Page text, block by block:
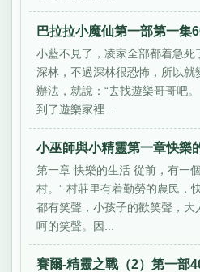
巴拉拉小魔仙第一部第一集
小藍不見了，凌家全部都着急
深林，不過深林很恐怖，所以就
辦法，就說：“去找遊樂哥哥吧
到了遊樂家裡...
小巫師與小精靈第一章快樂
第一章 快樂的生活 從前，有一
村。” 村莊里有着勤勞的農民
都有笑聲，小孩子的歡笑聲，
呵的笑聲。因...
賽爾-精靈之戰（2）第一部